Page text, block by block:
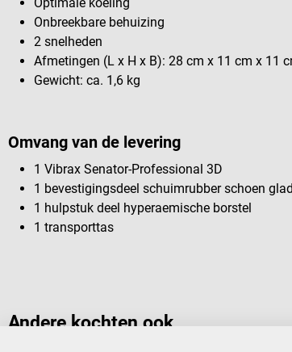
Onbreekbare behuizing
2 snelheden
Afmetingen (L x H x B): 28 cm x 11 cm x 11
Gewicht: ca. 1,6 kg
Omvang van de levering
1 Vibrax Senator-Professional 3D
1 bevestigingsdeel schuimrubber schoen glad
1 hulpstuk deel hyperaemische borstel
1 transporttas
Andere kochten ook